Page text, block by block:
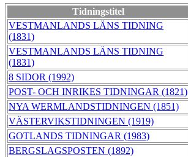
Tidningstitel
VESTMANLANDS LÄNS TIDNING
(1831)
VESTMANLANDS LÄNS TIDNING
(1831)
8 SIDOR (1992)
POST- OCH INRIKES TIDNINGAR (1821)
NYA WERMLANDSTIDNINGEN (1851)
VÄSTERVIKSTIDNINGEN (1919)
GOTLANDS TIDNINGAR (1983)
BERGSLAGSPOSTEN (1892)